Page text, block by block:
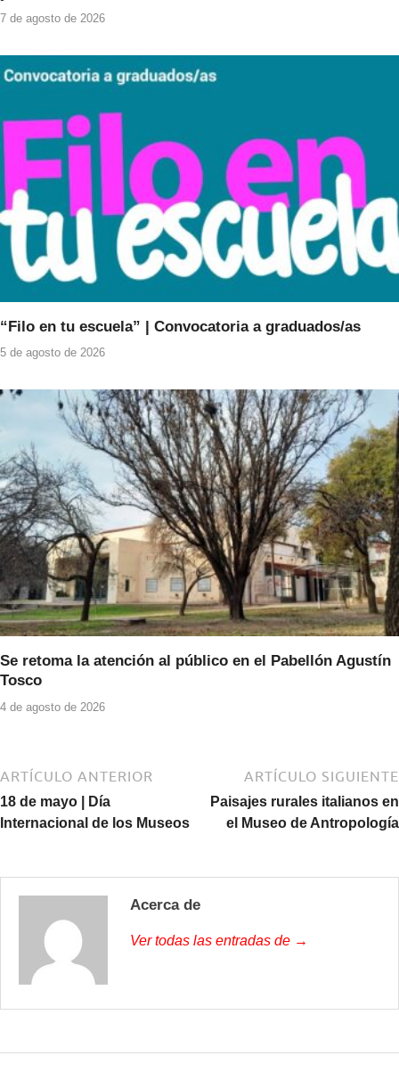
7 de agosto de 2026
“Filo en tu escuela” | Convocatoria a graduados/as
5 de agosto de 2026
Se retoma la atención al público en el Pabellón Agustín
Tosco
4 de agosto de 2026
ARTÍCULO ANTERIOR
18 de mayo | Día
Internacional de los Museos
ARTÍCULO SIGUIENTE
Paisajes rurales italianos en
el Museo de Antropología
Acerca de
Ver todas las entradas de →